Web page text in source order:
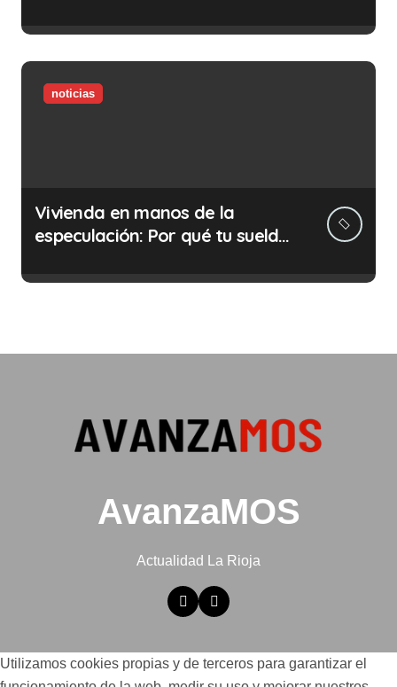
noticias
Vivienda en manos de la
especulación: Por qué tu sueldo
AvanzaMOS
Actualidad La Rioja
Utilizamos cookies propias y de terceros para garantizar el